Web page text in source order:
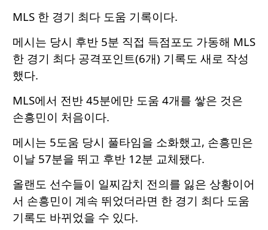
MLS 한 경기 최다 도움 기록이다.
메시는 당시 후반 5분 직접 득점포도 가동해 MLS
한 경기 최다 공격포인트(6개) 기록도 새로 작성
했다.
MLS에서 전반 45분에만 도움 4개를 쌓은 것은
손흥민이 처음이다.
메시는 5도움 당시 풀타임을 소화했고, 손흥민은
이날 57분을 뛰고 후반 12분 교체됐다.
올랜도 선수들이 일찌감치 전의를 잃은 상황이어
서 손흥민이 계속 뛰었더라면 한 경기 최다 도움
기록도 바뀌었을 수 있다.